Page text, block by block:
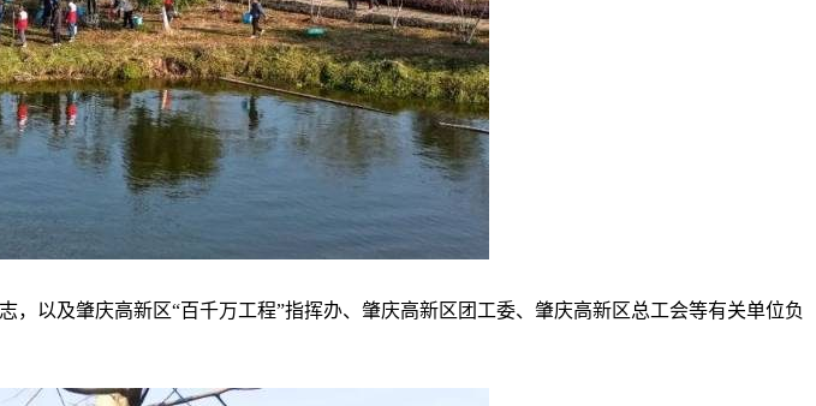
以及肇庆高新区“百千万工程”指挥办、肇庆高新区团工委、肇庆高新区总工会等有关单位负